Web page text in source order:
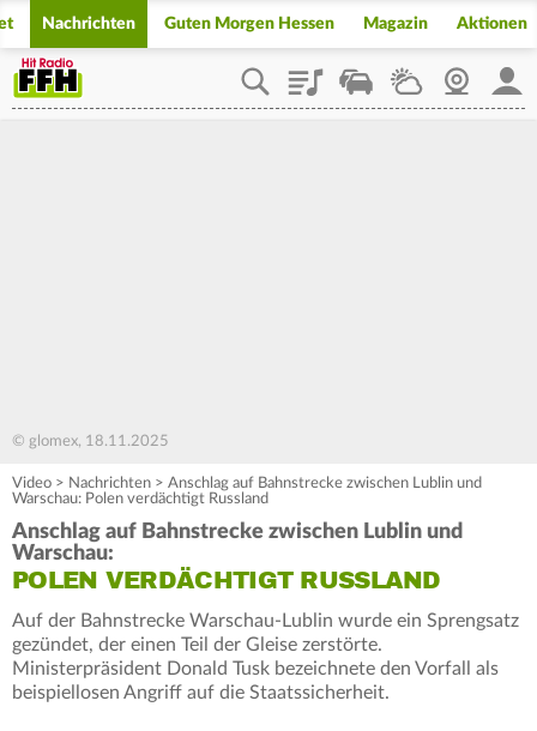
Nachrichten Guten Morgen Hessen Magazin Aktionen
PlaylistStaupilotWetterWebcam
© glomex, 18.11.2025
Video > Nachrichten > Anschlag auf Bahnstrecke zwischen Lublin und
Warschau: Polen verdächtigt Russland
Anschlag auf Bahnstrecke zwischen Lublin und
Warschau:
POLEN VERDÄCHTIGT RUSSLAND
Auf der Bahnstrecke Warschau-Lublin wurde ein Sprengsatz
gezündet, der einen Teil der Gleise zerstörte.
Ministerpräsident Donald Tusk bezeichnete den Vorfall als
beispiellosen Angriff auf die Staatssicherheit.